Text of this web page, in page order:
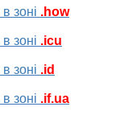
зоні .how
зоні .icu
зоні .id
зоні .if.ua